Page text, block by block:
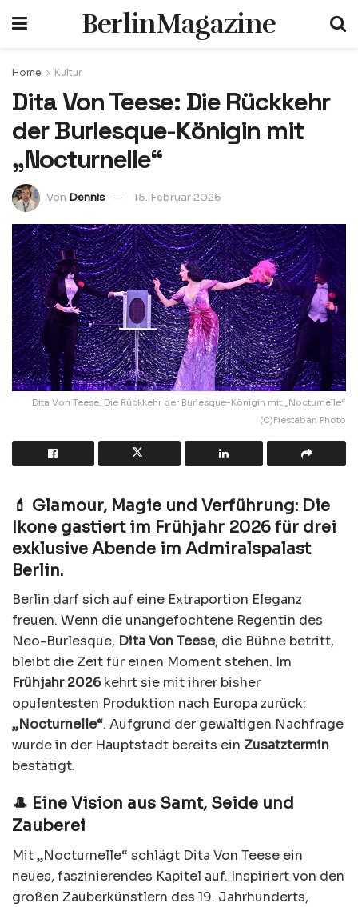
BerlinMagazine
Home Kultur
Dita Von Teese: Die Rückkehr
der Burlesque-Königin mit
„Nocturnelle“
Von Dennis 15. Februar 2026
Dita Von Teese: Die Rückkehr der Burlesque-Königin mit „Nocturnelle“
(C)Fiestaban Photo
💄 Glamour, Magie und Verführung: Die
Ikone gastiert im Frühjahr 2026 für drei
exklusive Abende im Admiralspalast
Berlin.
Berlin darf sich auf eine Extraportion Eleganz
freuen. Wenn die unangefochtene Regentin des
Neo-Burlesque, Dita Von Teese, die Bühne betritt,
bleibt die Zeit für einen Moment stehen. Im
Frühjahr 2026kehrt sie mit ihrer bisher
opulentesten Produktion nach Europa zurück:
„Nocturnelle“. Aufgrund der gewaltigen Nachfrage
wurde in der Hauptstadt bereits ein Zusatztermin
bestätigt.
🎩 Eine Vision aus Samt, Seide und
Zauberei
Mit „Nocturnelle“ schlägt Dita Von Teese ein
neues, faszinierendes Kapitel auf. Inspiriert von den
großen Zauberkünstlern des 19. Jahrhunderts,